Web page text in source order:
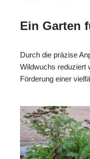
Ein Garten
Durch die präzise
Wildwuchs reduziert
Förderung einer